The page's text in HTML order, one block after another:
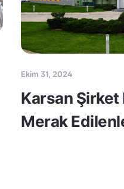
Ekim 31, 2024
Karsan Şirket
Merak